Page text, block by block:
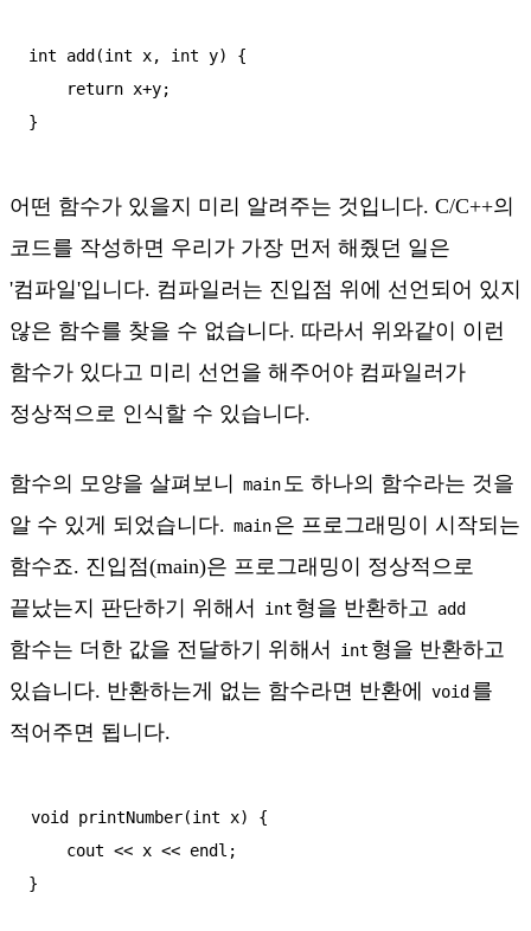
int add(int x, int y) {
}
어떤 함수가 있을지 미리 알려주는 것입니다. C/C++의
코드를 작성하면 우리가 가장 먼저 해줬던 일은
'컴파일'입니다. 컴파일러는 진입점 위에 선언되어 있지
않은 함수를 찾을 수 없습니다. 따라서 위와같이 이런
함수가 있다고 미리 선언을 해주어야 컴파일러가
정상적으로 인식할 수 있습니다.
함수의 모양을 살펴보니 main도 하나의 함수라는 것을
알 수 있게 되었습니다. main은 프로그래밍이 시작되는
함수죠. 진입점(main)은 프로그래밍이 정상적으로
끝났는지 판단하기 위해서
int 형을 반환하고 add
함수는 더한 값을 전달하기 위해서 int 형을 반환하고
있습니다. 반환하는게 없는 함수라면 반환에
void 를
적어주면 됩니다.
void printNumber(int x) {
}